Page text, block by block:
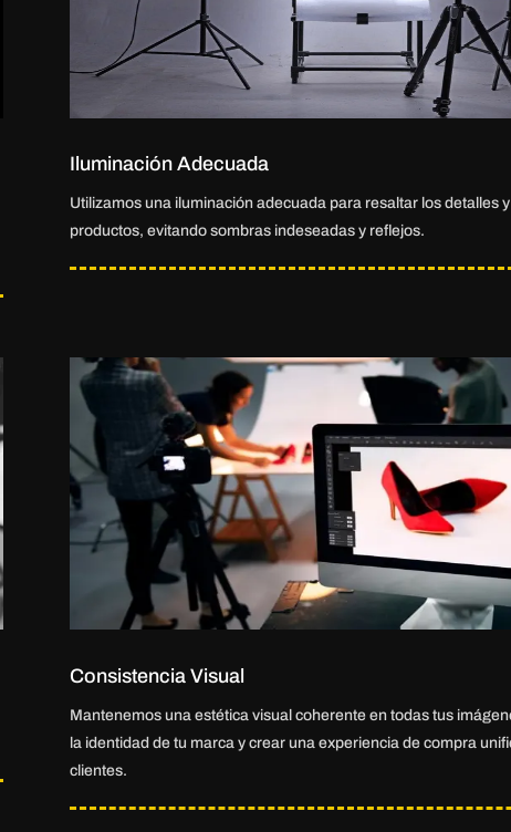
Iluminación Adecuada
Utilizamos una iluminación adecuada para resaltar los detalles
productos, evitando sombras indeseadas y reflejos.
Consistencia Visual
Mantenemos una estética visual coherente en todas tus
la identidad de tu marca y crear una experiencia de compra
clientes.